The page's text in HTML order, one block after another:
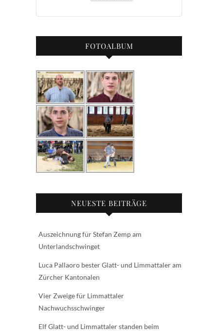
FOTOALBUM
NEUESTE BEITRÄGE
Auszeichnung für Stefan Zemp am
Unterlandschwinget
Luca Pallaoro bester Glatt- und Limmattaler am
Zürcher Kantonalen
Vier Zweige für Limmattaler
Nachwuchsschwinger
Elf Glatt- und Limmattaler standen beim